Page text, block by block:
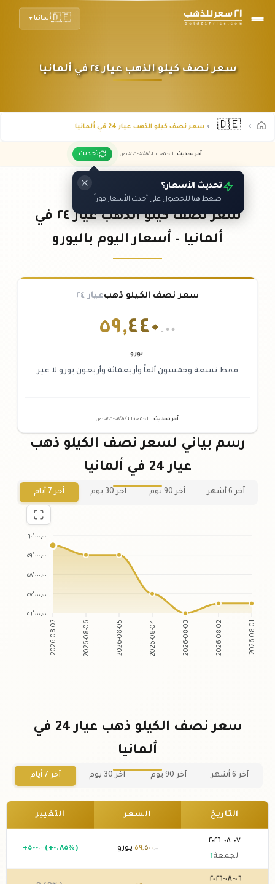
🇩🇪ألمانيا ▼
سعر نصف كيلو الذهب عيار ٢٤ في ألمانيا
🇩🇪 سعر نصف كيلو الذهب عيار 24 في ألمانيا
آخر تحديث : الجمعة ٠٧ /٠٨/٢٠٢٦ - ٠٧:٠٥ ص تحديث
تحديث الأسعار؟
اضغط هنا للحصول على أحدث الأسعار فوراً
سعر نصف كيلو الذهب عيار ٢٤ في
ألمانيا - أسعار اليوم باليورو
سعر نصف الكيلو ذهبعيار ٢٤
٥٩,٤٤٠ .٠٠
يورو
فقط تسعة وخمسون ألفاً وأربعمائة وأربعون يورو لا غير
آخر تحديث : الجمعة ٠٧ /٠٨/٢٠٢٦ - ٠٧:٠٥ ص
رسم بياني لسعر نصف الكيلو ذهب
عيار 24 في ألمانيا
آخر 6 أشهر آخر 90 يوم آخر 30 يوم آخر 7 أيام
٦٠٬٠٠٠٫٠٠
٥٩٬٠٠٠٫٠٠
٥٨٬٠٠٠٫٠٠
٥٧٬٠٠٠٫٠٠
٥٦٬٠٠٠٫٠٠
2026-08-07 2026-08-06 2026-08-05 2026-08-04 2026-08-03 2026-08-02 2026-08-01
سعر نصف الكيلو ذهب عيار 24 في
ألمانيا
آخر 6 أشهر آخر 90 يوم آخر 30 يوم آخر 7 أيام
التاريخ السعر التغيير
٠٧-٠٨-٢٠٢٦
الجمعة↑
٥٩,٥٠٠ .٠٠ يورو +٥٠٠ .٠٠ (+٠.٨٥%)
٠٦-٠٨-٢٠٢٦